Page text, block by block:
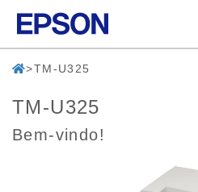
TM-U325
TM-U325
Bem-vindo!